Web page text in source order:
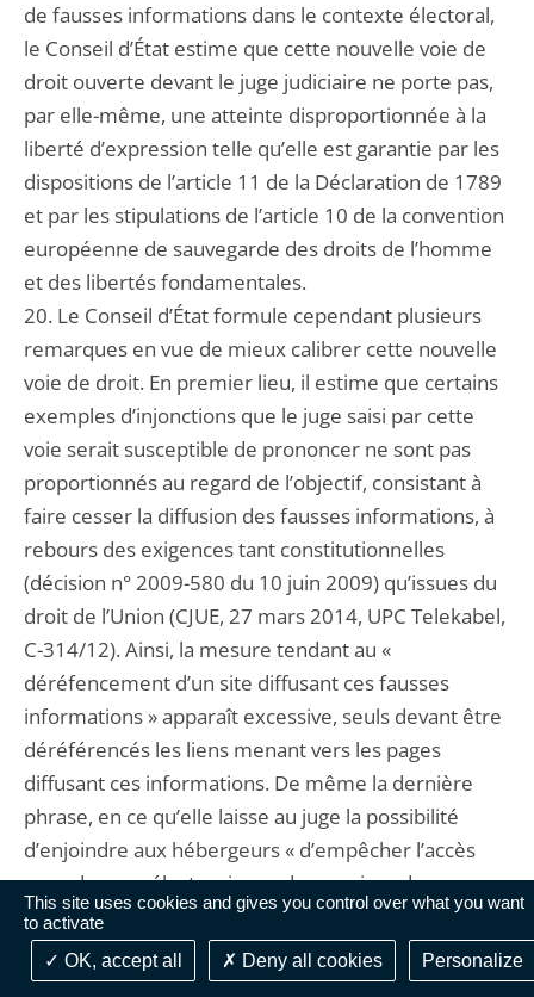
This site uses cookies and gives you control over what you want
to activate
OK, accept all
Deny all cookies Personalize
de fausses informations dans le contexte électoral,
le Conseil d’État estime que cette nouvelle voie de
droit ouverte devant le juge judiciaire ne porte pas,
par elle-même, une atteinte disproportionnée à la
liberté d’expression telle qu’elle est garantie par les
dispositions de l’article 11 de la Déclaration de 1789
et par les stipulations de l’article 10 de la convention
européenne de sauvegarde des droits de l’homme
et des libertés fondamentales.
20. Le Conseil d’État formule cependant plusieurs
remarques en vue de mieux calibrer cette nouvelle
voie de droit. En premier lieu, il estime que certains
exemples d’injonctions que le juge saisi par cette
voie serait susceptible de prononcer ne sont pas
proportionnés au regard de l’objectif, consistant à
faire cesser la diffusion des fausses informations, à
rebours des exigences tant constitutionnelles
(décision n° 2009-580 du 10 juin 2009) qu’issues du
droit de l’Union (CJUE, 27 mars 2014, UPC Telekabel,
C-314/12). Ainsi, la mesure tendant au «
déréfencement d’un site diffusant ces fausses
informations » apparaît excessive, seuls devant être
déréférencés les liens menant vers les pages
diffusant ces informations. De même la dernière
phrase, en ce qu’elle laisse au juge la possibilité
d’enjoindre aux hébergeurs « d’empêcher l’accès
aux adresses électroniques des services de
communication au public en ligne diffusant ces
fausses informations » semble aller au-delà des
mesures nécessaires à la préservation des intérêts